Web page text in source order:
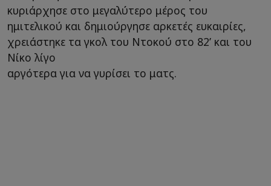
κυριάρχησε στο μεγαλύτερο μέρος του
ημιτελικού και δημιούργησε αρκετές ευκαιρίες,
χρειάστηκε τα γκολ του Ντοκού στο 82’ και του
Νίκο λίγο
αργότερα για να γυρίσει το ματς.